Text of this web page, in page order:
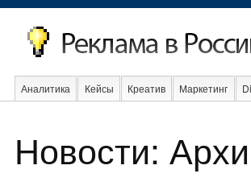
Аналитика Кейсы Креатив Маркетинг
Новости: